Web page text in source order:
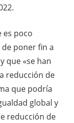
es poco
poner fin a
que «se han
reducción de
que podría
global y
reducción de